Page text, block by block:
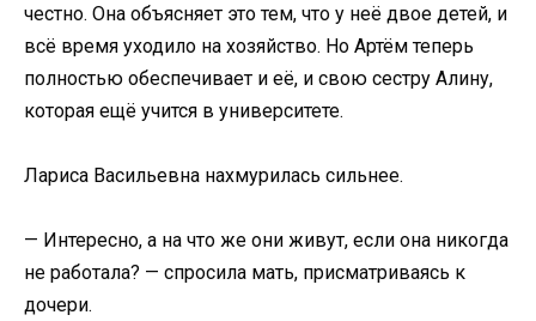
честно. Она объясняет это тем, что у неё двое детей, и
всё время уходило на хозяйство. Но Артём теперь
полностью обеспечивает и её, и свою сестру Алину,
которая ещё учится в университете.
Лариса Васильевна нахмурилась сильнее.
— Интересно, а на что же они живут, если она никогда
не работала? — спросила мать, присматриваясь к
дочери.